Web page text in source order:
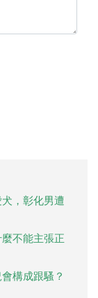
，彰化男遭
不能主張正
構成跟騷？